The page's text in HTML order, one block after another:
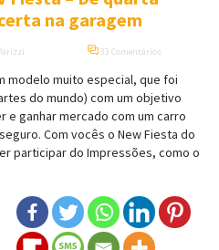
na garagem
33 Comentários
modelo muito especial, que foi
do mundo) com um objetivo
ganhar mercado com um carro
Com vocês o New Fiesta do
participar do Impressões, como o